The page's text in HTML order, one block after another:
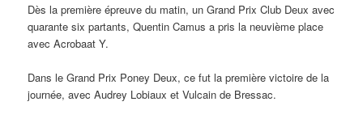
Dès la première épreuve du matin, un Grand Prix Club Deux avec
quarante six partants, Quentin Camus a pris la neuvième place
avec Acrobaat Y.
Dans le Grand Prix Poney Deux, ce fut la première victoire de la
journée, avec Audrey Lobiaux et Vulcain de Bressac.